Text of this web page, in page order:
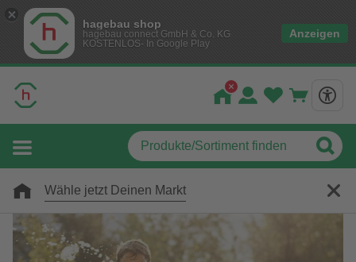
hagebau shop
hagebau connect GmbH & Co. KG
KOSTENLOS- In Google Play
Anzeigen
Wähle jetzt Deinen Markt